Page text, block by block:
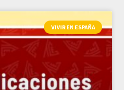
VIVIR EN ESPAÑA